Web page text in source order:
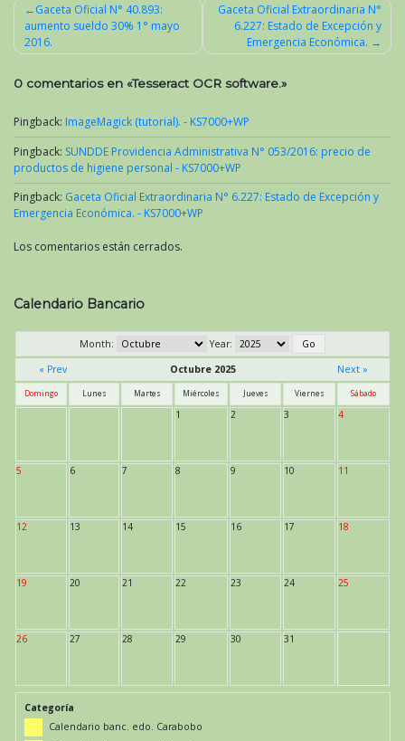
Navegación
de
entradas
Gaceta Oficial N° 40.893:
aumento sueldo 30% 1° mayo
2016.
Gaceta Oficial Extraordinaria N°
6.227: Estado de Excepción y
Emergencia Económica.
0 comentarios en «Tesseract OCR software.»
Pingback: ImageMagick (tutorial). - KS7000+WP
Pingback: SUNDDE Providencia Administrativa N° 053/2016: precio de
productos de higiene personal - KS7000+WP
Pingback: Gaceta Oficial Extraordinaria N° 6.227: Estado de Excepción y
Emergencia Económica. - KS7000+WP
Los comentarios están cerrados.
Calendario Bancario
Month:
Year:
« Prev
Octubre 2025 Next »
Domingo Lunes Martes Miércoles Jueves Viernes Sábado
1 2 3 4
5 6 7 8 9 10 11
12 13 14 15 16 17 18
19 20 21 22 23 24 25
26 27 28 29 30 31
Categoría
Calendario banc. edo. Carabobo